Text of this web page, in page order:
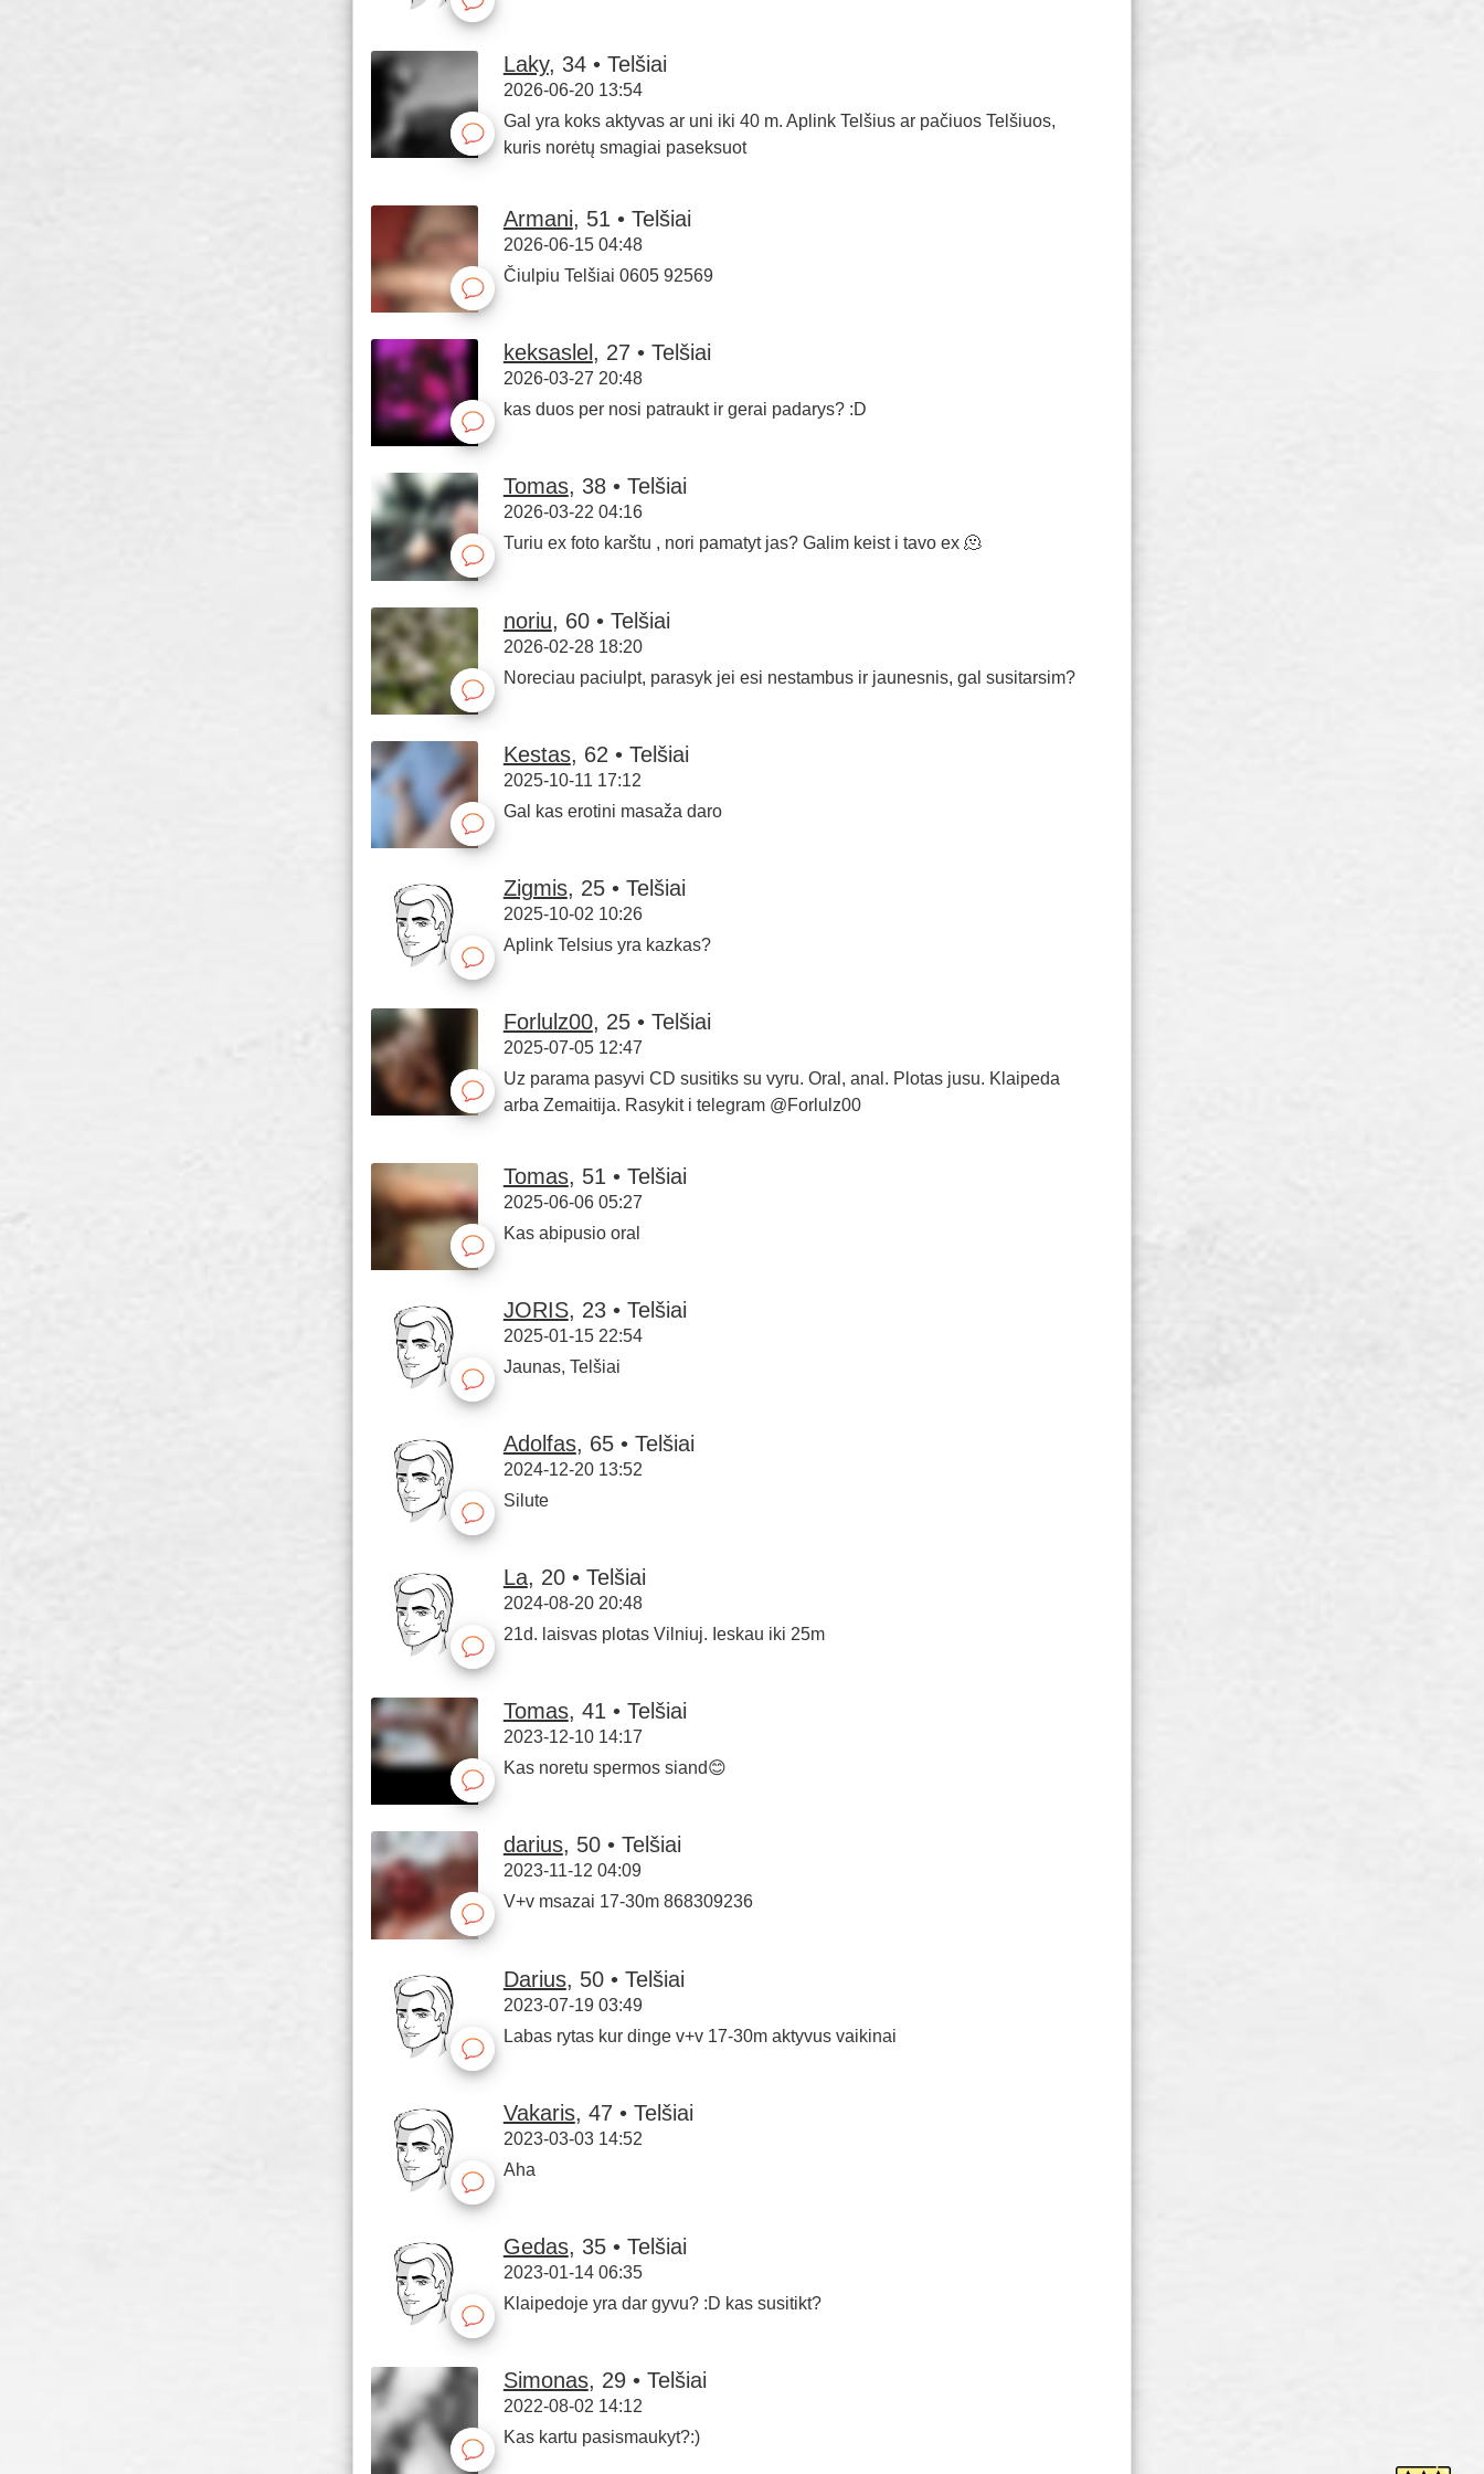
Laky, 34 • Telšiai
2026-06-20 13:54
Gal yra koks aktyvas ar uni iki 40 m. Aplink Telšius ar pačiuos Telšiuos,
kuris norėtų smagiai paseksuot
Armani, 51 • Telšiai
2026-06-15 04:48
Čiulpiu Telšiai 0605 92569
keksaslel , 27 • Telšiai
2026-03-27 20:48
kas duos per nosi patraukt ir gerai padarys? :D
Tomas, 38 • Telšiai
2026-03-22 04:16
Turiu ex foto karštu , nori pamatyt jas? Galim keist i tavo ex 🫠
noriu, 60 • Telšiai
2026-02-28 18:20
Noreciau paciulpt, parasyk jei esi nestambus ir jaunesnis, gal susitarsim?
Kestas, 62 • Telšiai
2025-10-11 17:12
Gal kas erotini masaža daro
Zigmis, 25 • Telšiai
2025-10-02 10:26
Aplink Telsius yra kazkas?
Forlulz00, 25 • Telšiai
2025-07-05 12:47
Uz parama pasyvi CD susitiks su vyru. Oral, anal. Plotas jusu. Klaipeda
arba Zemaitija. Rasykit i telegram @Forlulz00
Tomas, 51 • Telšiai
2025-06-06 05:27
Kas abipusio oral
JORIS, 23 • Telšiai
2025-01-15 22:54
Jaunas, Telšiai
Adolfas, 65 • Telšiai
2024-12-20 13:52
Silute
La, 20 • Telšiai
2024-08-20 20:48
21d. laisvas plotas Vilniuj. Ieskau iki 25m
Tomas, 41 • Telšiai
2023-12-10 14:17
Kas noretu spermos siand😊
darius, 50 • Telšiai
2023-11-12 04:09
V+v msazai 17-30m 868309236
Darius, 50 • Telšiai
2023-07-19 03:49
Labas rytas kur dinge v+v 17-30m aktyvus vaikinai
Vakaris, 47 • Telšiai
2023-03-03 14:52
Aha
Gedas, 35 • Telšiai
2023-01-14 06:35
Klaipedoje yra dar gyvu? :D kas susitikt?
Simonas, 29 • Telšiai
2022-08-02 14:12
Kas kartu pasismaukyt?:)